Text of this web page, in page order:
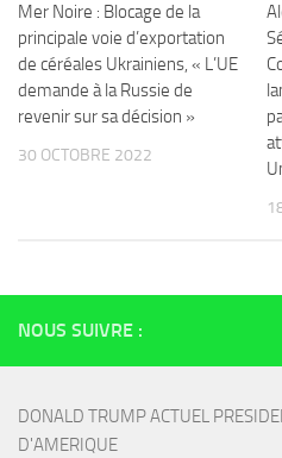
Mer Noire : Blocage de la
principale voie d’exportation
de céréales Ukrainiens, « L’UE
demande à la Russie de
revenir sur sa décision »
30 OCTOBRE 2022
NOUS SUIVRE :
DONALD TRUMP ACTUEL
D'AMERIQUE